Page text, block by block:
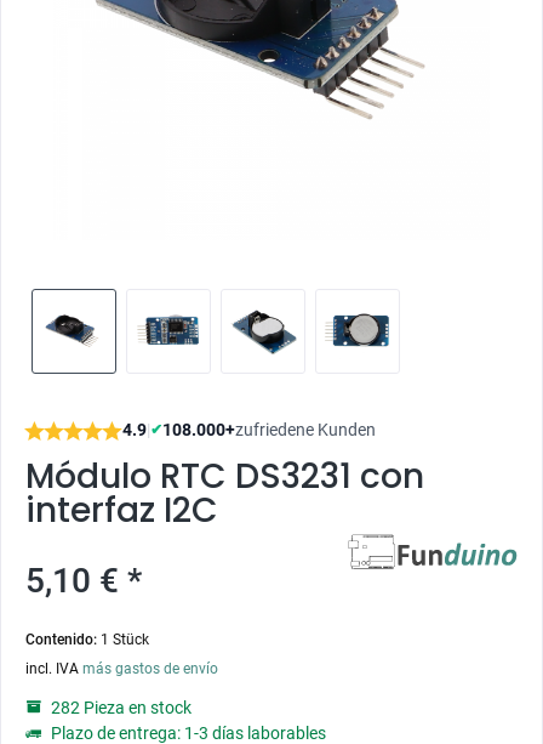
4.9|✔108.000+zufriedene Kunden
Módulo RTC DS3231 con
interfaz I2C
5,10 € *
Contenido: 1 Stück
incl. IVA más gastos de envío
282 Pieza en stock
Plazo de entrega: 1-3 días laborables